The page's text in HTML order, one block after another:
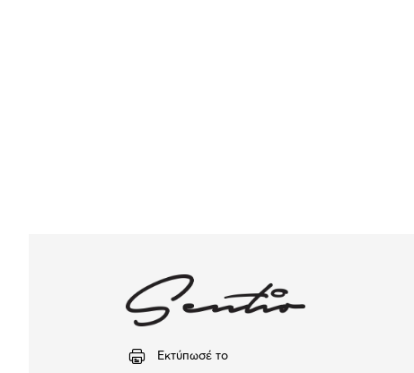
Εκτύπωσέ το